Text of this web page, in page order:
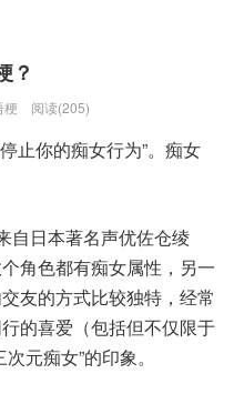
？
梗 阅读(205)
止你的痴女行为”。痴女
自日本著名声优佐仓绫
角色都有痴女属性，另一
友的方式比较独特，经常
的喜爱（包括但不仅限于
元痴女”的印象。